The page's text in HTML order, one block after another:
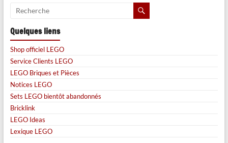
Quelques liens
Shop officiel LEGO
Service Clients LEGO
LEGO Briques et Pièces
Notices LEGO
Sets LEGO bientôt abandonnés
Bricklink
LEGO Ideas
Lexique LEGO